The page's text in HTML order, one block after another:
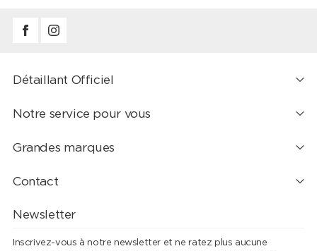
Détaillant Officiel
Notre service pour vous
Grandes marques
Contact
Newsletter
Inscrivez-vous à notre newsletter et ne ratez plus aucune